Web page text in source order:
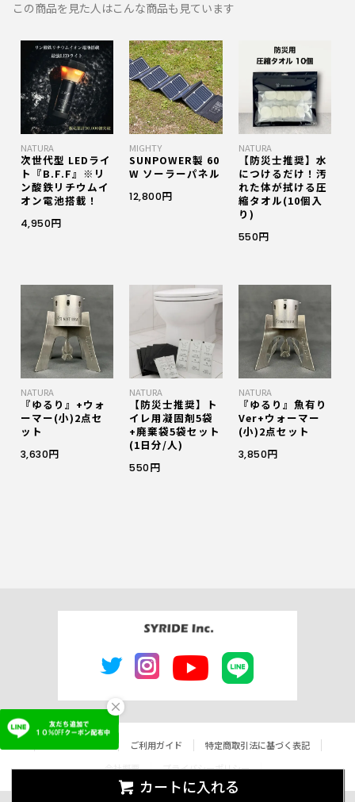
カートに入れる
この商品を見た人はこんな商品も見ています
NATURA
次世代型 LEDライ
ト『B.F.F』※リ
ン酸鉄リチウムイ
オン電池搭載！
4,950円
MIGHTY
SUNPOWER製 60
W ソーラーパネル
12,800円
NATURA
【防災士推奨】水
につけるだけ！汚
れた体が拭ける圧
縮タオル(10個入
り)
550円
NATURA
『ゆるり』+ウォ
ーマー(小)2点セ
ット
3,630円
NATURA
【防災士推奨】ト
イレ用凝固剤5袋
+廃棄袋5袋セット
(1日分/人)
550円
NATURA
『ゆるり』魚有り
Ver+ウォーマー
(小)2点セット
3,850円
×
ご利用ガイド
特定商取引法に基づく表記
会社概要
プライバシーポリシー